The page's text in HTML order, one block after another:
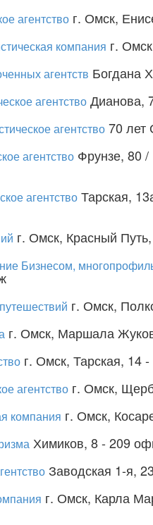
агентство г. Омск,
компания г.
агентств Богдана
агентство Дианова,
агентство 70 лет
агентство Фрунзе, 80
агентство Тарская,
г. Омск, Красный
Бизнесом,
г. Омск,
г. Омск, Маршала
г. Омск, Тарская, 14
агентство г. Омск,
компания г. Омск,
Химиков, 8 - 209
Заводская 1-я,
г. Омск, Карла